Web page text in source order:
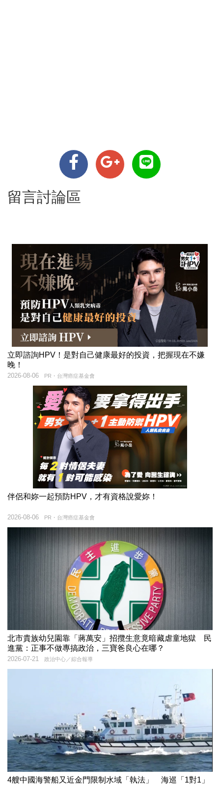
留言討論區
立即諮詢HPV！是對自己健康最好的投資，把握現在不嫌
晚！
PR・台灣癌症基金會
2026-08-06
伴侶和妳一起預防HPV，才有資格說愛妳！
PR・台灣癌症基金會
2026-08-06
北市貴族幼兒園靠「蔣萬安」招攬生意竟暗藏虐童地獄 民
進黨：正事不做專搞政治，三寶爸良心在哪？
政治中心／綜合報導
2026-07-21
4艘中國海警船又近金門限制水域「執法」 海巡「1對1」